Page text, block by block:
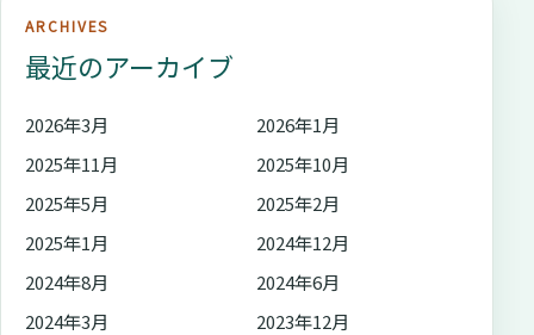
ARCHIVES
最近のアーカイブ
2026年3月
2026年1月
2025年11月
2025年10月
2025年5月
2025年2月
2025年1月
2024年12月
2024年8月
2024年6月
2024年3月
2023年12月